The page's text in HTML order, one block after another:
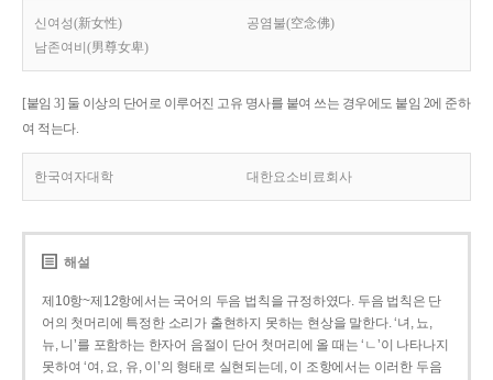
신여성(新女性)
공염불(空念佛)
남존여비(男尊女卑)
[붙임 3] 둘 이상의 단어로 이루어진 고유 명사를 붙여 쓰는 경우에도 붙임 2에 준하
여 적는다.
한국여자대학 대한요소비료회사
해설
제10항~제12항에서는 국어의 두음 법칙을 규정하였다. 두음 법칙은 단
어의 첫머리에 특정한 소리가 출현하지 못하는 현상을 말한다. ‘녀, 뇨,
뉴, 니’를 포함하는 한자어 음절이 단어 첫머리에 올 때는 ‘ㄴ’이 나타나지
못하여 ‘여, 요, 유, 이’의 형태로 실현되는데, 이 조항에서는 이러한 두음